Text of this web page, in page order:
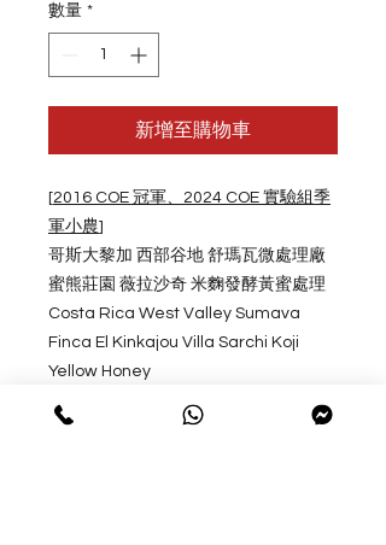
數量 *
新增至購物車
[2016 COE 冠軍、 2024 COE 實驗組季
軍小農]
哥斯大黎加 西部谷地 舒瑪瓦微處理廠
蜜熊莊園 薇拉沙奇 米麴發酵黃蜜處理
Costa Rica West Valley Sumava
Finca El Kinkajou Villa Sarchi Koji
Yellow Honey
海拔: 1700M